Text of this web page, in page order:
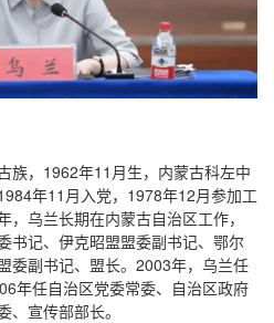
族，1962年11月生，内蒙古科左中
年11月入党，1978年12月参加工
乌兰长期在内蒙古自治区工作，
书记、伊克昭盟盟委副书记、鄂尔
委副书记、盟长。2003年，乌兰任
年任自治区党委常委、自治区政府
宣传部部长。